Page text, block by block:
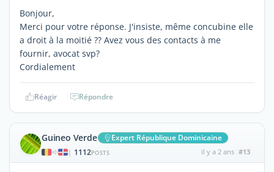
Bonjour,
Merci pour votre réponse. J'insiste, même concubine elle
a droit à la moitié ?? Avez vous des contacts à me
fournir, avocat svp?
Cordialement
Réagir Répondre
Guineo Verde Expert République Dominicaine
| 1112POSTS il y a 2 ans #13